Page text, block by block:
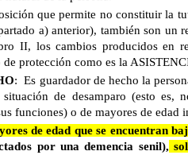
que permite no constituir la
a) anterior), también son
II, los cambios producidos
protección como es la
: Es guardador de hecho la
de desamparo (esto es,
funciones) o de mayores de edad
de edad que se encuentran
por una demencia senil),